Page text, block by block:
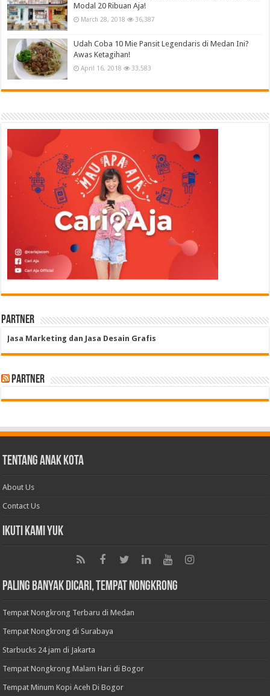
Modal 20 Ribuan Aja!
March 28, 2018 36,387
Udah Coba 10 Mie Pansit Legendaris di Medan Ini?
Awas Ketagihan!
April 16, 2018 33,583
Partner
Jasa Marketing dan Jasa Desain Grafis
Partner
Tentang Anak Kota
About Us
Contact Us
Ikuti Kami Yuk
Paling Banyak Dicari, Tempat Nongkrong
Tempat Nongkrong Terbaru di Medan
Tempat Nongkrong di Surabaya
Starbucks 24 jam di Jakarta
Tempat Nongkrong Malam Hari di Bogor
Tempat Minum Kopi Aceh Di Bogor